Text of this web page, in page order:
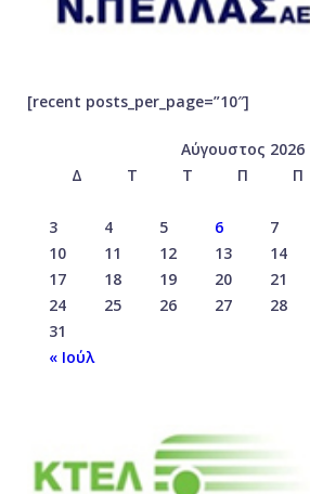
[recent posts_per_page=”10″]
Αύγουστος 2026
Δ
Τ Τ Π Π
3
4 5 6 7
10
11 12 13 14
17
18 19 20 21
24
25 26 27 28
31
« Ιούλ